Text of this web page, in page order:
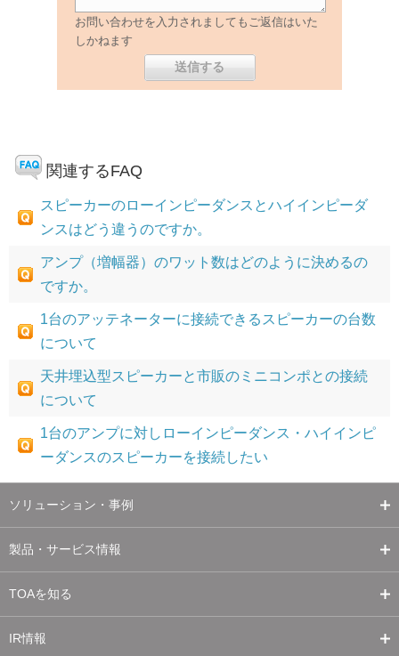
お問い合わせを入力されましてもご返信はいた
しかねます
関連するFAQ
スピーカーのローインピーダンスとハイインピーダ
ンスはどう違うのですか。
アンプ（増幅器）のワット数はどのように決めるの
ですか。
1台のアッテネーターに接続できるスピーカーの台数
について
天井埋込型スピーカーと市販のミニコンポとの接続
について
1台のアンプに対しローインピーダンス・ハイインピ
ーダンスのスピーカーを接続したい
ソリューション・事例
製品・サービス情報
TOAを知る
IR情報